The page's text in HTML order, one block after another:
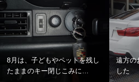
8月は、子どもやペットを残し
たままのキー閉じこみに…
遠方の
した